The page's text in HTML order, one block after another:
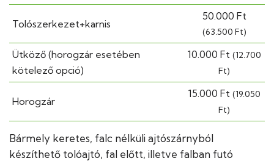
Tolószerkezet+karnis
50.000 Ft
(63.500 Ft)
Ütköző (horogzár esetében
kötelező opció)
10.000 Ft (12.700
Ft)
Horogzár
15.000 Ft (19.050
Ft)
Bármely keretes, falc nélküli ajtószárnyból
készíthető tolóajtó, fal előtt, illetve falban futó